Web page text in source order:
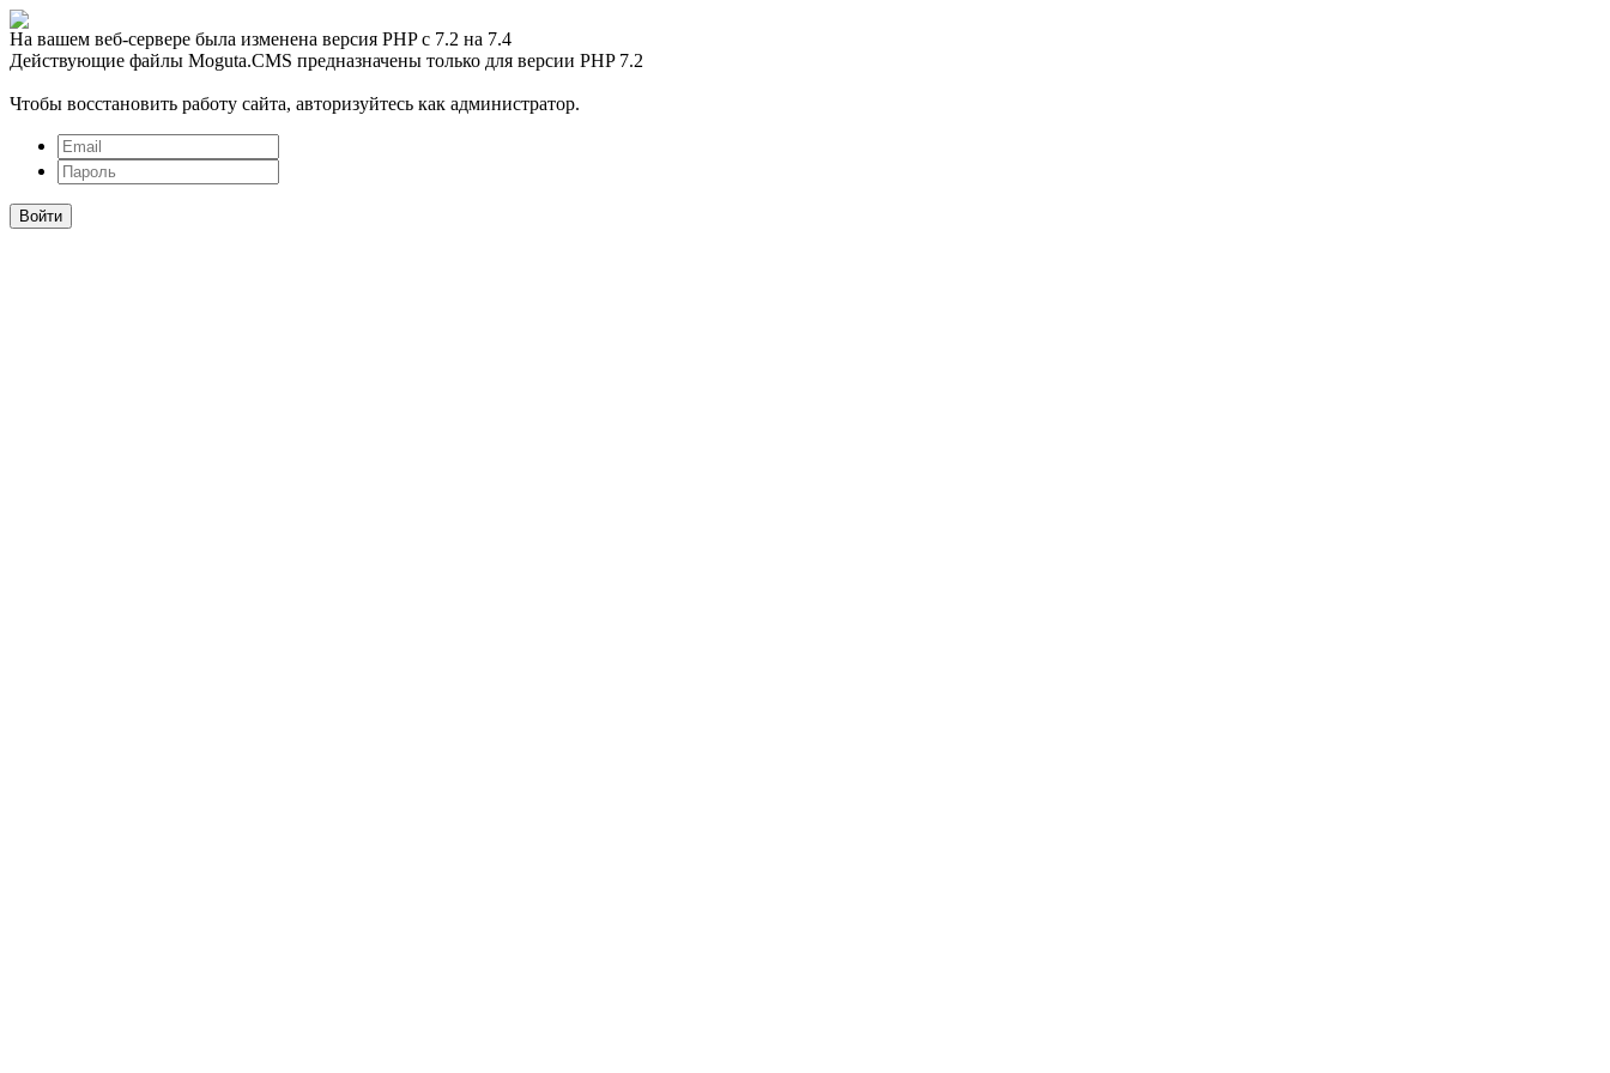
На вашем веб-сервере была изменена версия PHP с 7.2 на 7.4
Действующие файлы Moguta.CMS предназначены только для версии PHP 7.2
Чтобы восстановить работу сайта, авторизуйтесь как администратор.
Войти